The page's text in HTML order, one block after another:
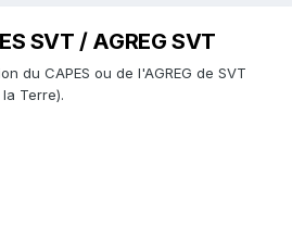
SVT / AGREG SVT
du CAPES ou de l'AGREG de SVT
Terre).